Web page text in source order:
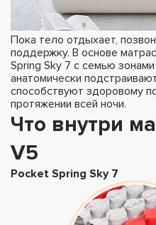
Пока тело отдыхает,
поддержку. В основе
Spring Sky 7 с семью
анатомически
способствуют здоровому
протяжении всей ночи.
Что внутри
V5
Pocket Spring Sky 7